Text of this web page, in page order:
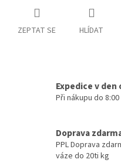
ZEPTAT SE HLÍDAT
Expedice v
Při nákupu do
Doprava
PPL Doprava
váze do 20ti kg